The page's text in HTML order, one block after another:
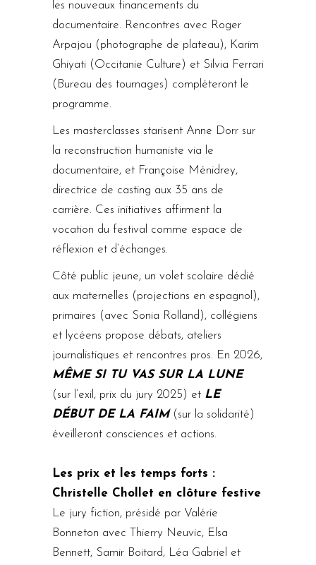
les nouveaux financements du
documentaire. Rencontres avec Roger
Arpajou (photographe de plateau), Karim
Ghiyati (Occitanie Culture) et Silvia Ferrari
(Bureau des tournages) compléteront le
programme.
Les masterclasses starisent Anne Dorr sur
la reconstruction humaniste via le
documentaire, et Françoise Ménidrey,
directrice de casting aux 35 ans de
carrière. Ces initiatives affirment la
vocation du festival comme espace de
réflexion et d’échanges.
Côté public jeune, un volet scolaire dédié
aux maternelles (projections en espagnol),
primaires (avec Sonia Rolland), collégiens
et lycéens propose débats, ateliers
journalistiques et rencontres pros. En 2026,
MÊME SI TU VAS SUR LA LUNE
(sur l’exil, prix du jury 2025) et LE
DÉBUT DE LA FAIM(sur la solidarité)
éveilleront consciences et actions.
Les prix et les temps forts :
Christelle Chollet en clôture festive
Le jury fiction, présidé par Valérie
Bonneton avec Thierry Neuvic, Elsa
Bennett, Samir Boitard, Léa Gabriel et